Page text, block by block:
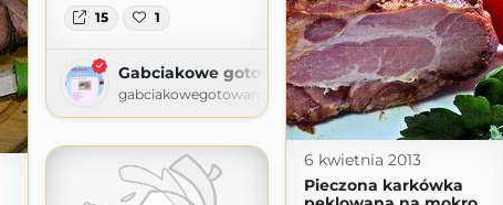
15 1
Gabciakowe gotowanie
gabciakowegotowanie24.blogspot.com
6 kwietnia 2013
Pieczona karkówka